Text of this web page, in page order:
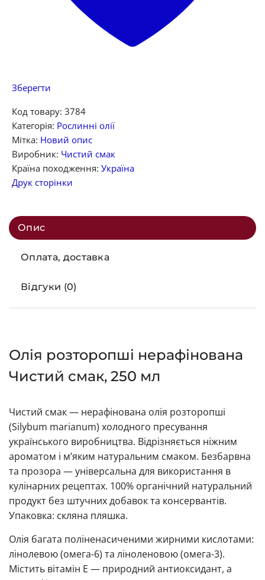
Зберегти
Код товару: 3784
Категорія: Рослинні олії
Мітка: Новий опис
Виробник: Чистий смак
Країна походження: Україна
Друк сторінки
Опис
Оплата, доставка
Відгуки (0)
Олія розторопші нерафінована
Чистий смак, 250 мл
Чистий смак — нерафінована олія розторопші
(Silybum marianum) холодного пресування
українського виробництва. Відрізняється ніжним
ароматом і м’яким натуральним смаком. Безбарвна
та прозора — універсальна для використання в
кулінарних рецептах. 100% органічний натуральний
продукт без штучних добавок та консервантів.
Упаковка: скляна пляшка.
Олія багата поліненасиченими жирними кислотами:
лінолевою (омега-6) та ліноленовою (омега-3).
Містить вітамін Е — природний антиоксидант, а